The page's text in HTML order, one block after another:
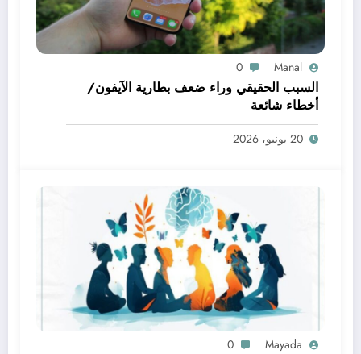
Manal
0
السبب الحقيقي وراء ضعف بطارية الآيفون/
أخطاء شائعة
20 يونيو، 2026
Mayada
0